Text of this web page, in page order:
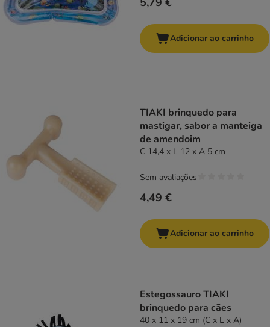
Adicionar ao carrinho
TIAKI brinquedo para
mastigar, sabor a manteiga
de amendoim
C 14,4 x L 12 x A 5 cm
4,49 €
Sem avaliações
Adicionar ao carrinho
Estegossauro TIAKI
brinquedo para cães
40 x 11 x 19 cm (C x L x A)